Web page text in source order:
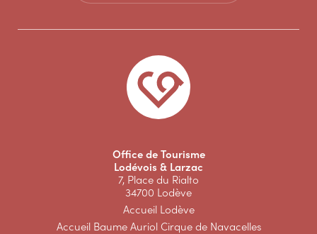
Office de Tourisme
Lodévois & Larzac
7, Place du Rialto
34700 Lodève
Accueil Lodève
Accueil Baume Auriol Cirque de Navacelles